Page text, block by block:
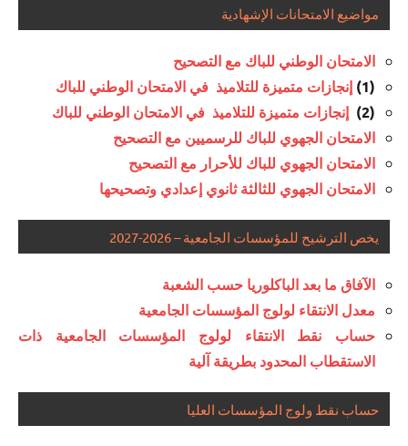
مواضيع الامتحانات الإشهادية
الامتحان الوطني للباك مع التصحيح
(1)
إنجازات متميزة للتلاميذ في الامتحان الوطني للباك
(2)
إنجازات متميزة للتلاميذ في الامتحان الوطني للباك
الامتحان الجهوي للباك للرسميين مع التصحيح
الامتحان الجهوي للباك للأحرار مع التصحيح
الامتحان الجهوي للثالثة ثانوي إعدادي وتصحيحها
يخص الترشيح للمؤسسات الجامعية – 2026-2027
الآفاق ما بعد الباكلوريا حسب الشعبة
معدل الانتقاء لولوج المؤسسات الجامعية
حساب نقط الانتقاء لولوج المؤسسات الجامعية ذات
الاستقطاب المحدود بطريقة آلية
حساب نقط ولوج المؤسسات العليا